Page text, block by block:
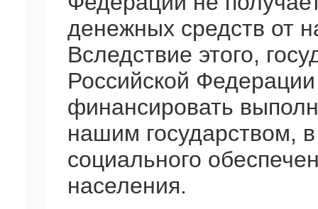
денежных средств от
Вследствие этого,
Российской
финансировать
нашим государством,
социального
населения.